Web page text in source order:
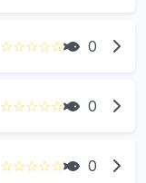
☆☆☆☆☆ 0
☆☆☆☆☆ 0
☆☆☆☆☆ 0